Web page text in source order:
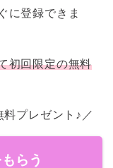
に登録できま
初回限定の無料
プレゼント♪／
らう